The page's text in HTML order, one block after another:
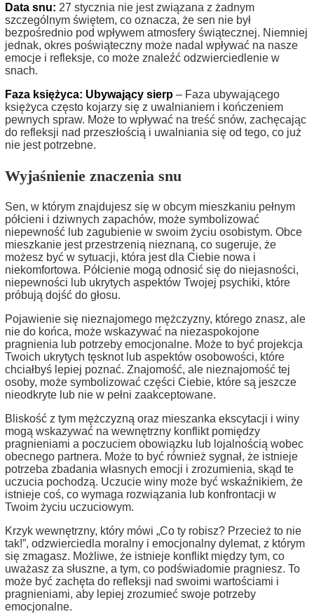
Data snu: 27 stycznia nie jest związana z żadnym
szczególnym świętem, co oznacza, że sen nie był
bezpośrednio pod wpływem atmosfery świątecznej. Niemniej
jednak, okres poświąteczny może nadal wpływać na nasze
emocje i refleksje, co może znaleźć odzwierciedlenie w
snach.
Faza księżyca: Ubywający sierp – Faza ubywającego
księżyca często kojarzy się z uwalnianiem i kończeniem
pewnych spraw. Może to wpływać na treść snów, zachęcając
do refleksji nad przeszłością i uwalniania się od tego, co już
nie jest potrzebne.
Wyjaśnienie znaczenia snu
Sen, w którym znajdujesz się w obcym mieszkaniu pełnym
półcieni i dziwnych zapachów, może symbolizować
niepewność lub zagubienie w swoim życiu osobistym. Obce
mieszkanie jest przestrzenią nieznaną, co sugeruje, że
możesz być w sytuacji, która jest dla Ciebie nowa i
niekomfortowa. Półcienie mogą odnosić się do niejasności,
niepewności lub ukrytych aspektów Twojej psychiki, które
próbują dojść do głosu.
Pojawienie się nieznajomego mężczyzny, którego znasz, ale
nie do końca, może wskazywać na niezaspokojone
pragnienia lub potrzeby emocjonalne. Może to być projekcja
Twoich ukrytych tęsknot lub aspektów osobowości, które
chciałbyś lepiej poznać. Znajomość, ale nieznajomość tej
osoby, może symbolizować części Ciebie, które są jeszcze
nieodkryte lub nie w pełni zaakceptowane.
Bliskość z tym mężczyzną oraz mieszanka ekscytacji i winy
mogą wskazywać na wewnętrzny konflikt pomiędzy
pragnieniami a poczuciem obowiązku lub lojalnością wobec
obecnego partnera. Może to być również sygnał, że istnieje
potrzeba zbadania własnych emocji i zrozumienia, skąd te
uczucia pochodzą. Uczucie winy może być wskaźnikiem, że
istnieje coś, co wymaga rozwiązania lub konfrontacji w
Twoim życiu uczuciowym.
Krzyk wewnętrzny, który mówi „Co ty robisz? Przecież to nie
tak!”, odzwierciedla moralny i emocjonalny dylemat, z którym
się zmagasz. Możliwe, że istnieje konflikt między tym, co
uważasz za słuszne, a tym, co podświadomie pragniesz. To
może być zachęta do refleksji nad swoimi wartościami i
pragnieniami, aby lepiej zrozumieć swoje potrzeby
emocjonalne.